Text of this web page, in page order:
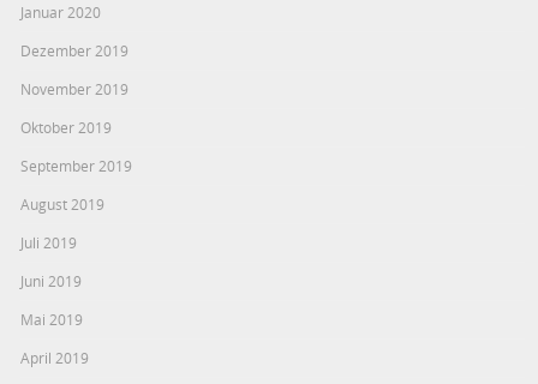
Januar 2020
Dezember 2019
November 2019
Oktober 2019
September 2019
August 2019
Juli 2019
Juni 2019
Mai 2019
April 2019